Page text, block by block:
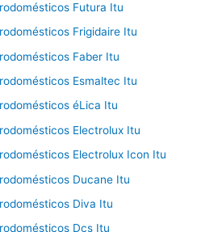
Futura Itu
Frigidaire Itu
Faber Itu
Esmaltec Itu
éLica Itu
Electrolux Itu
Electrolux Icon Itu
Ducane Itu
Diva Itu
Dcs Itu